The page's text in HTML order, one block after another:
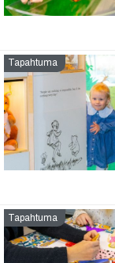
Tapahtuma
Tapahtuma